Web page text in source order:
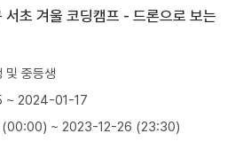
초 겨울 코딩캠프 - 드론으로 보는
및 중등생
~ 2024-01-17
~ 2023-12-26 (23:30)